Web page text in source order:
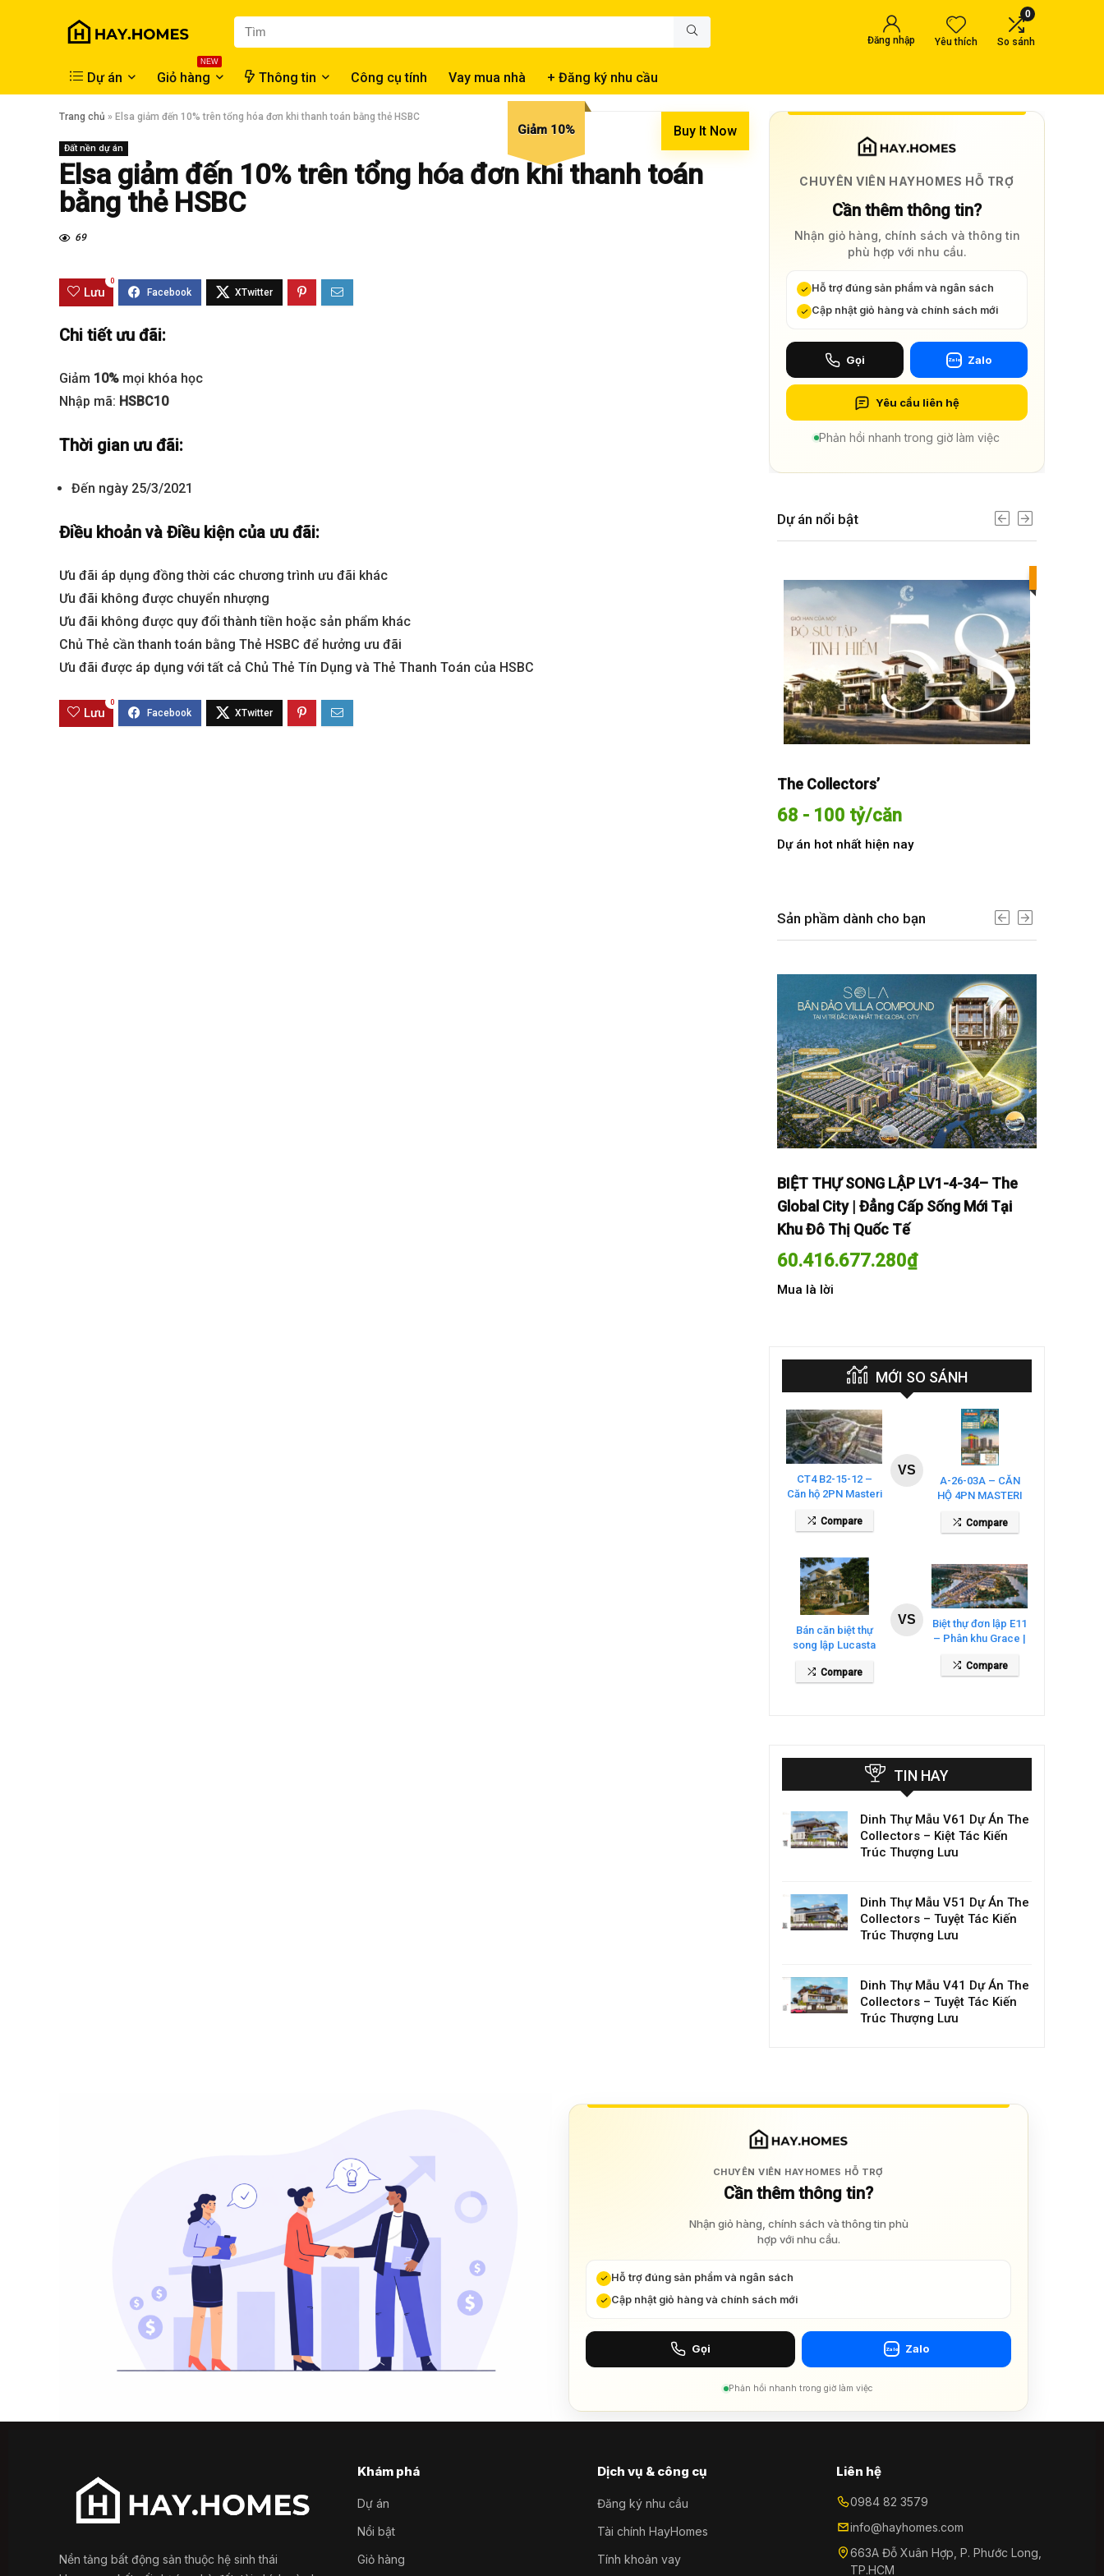
Đăng nhập Yêu thích
0
So sánh
Dự án
NEW
Giỏ hàng Thông tin Công cụ tính Vay mua nhà + Đăng ký nhu cầu
Giảm 10% Buy It Now
Trang chủ » Elsa giảm đến 10% trên tổng hóa đơn khi thanh toán bằng thẻ HSBC
Đất nền dự án
Elsa giảm đến 10% trên tổng hóa đơn khi thanh toán
bằng thẻ HSBC
69
Lưu
0
Chi tiết ưu đãi:
Giảm 10% mọi khóa học
Nhập mã: HSBC10
Thời gian ưu đãi:
Đến ngày 25/3/2021
Điều khoản và Điều kiện của ưu đãi:
Ưu đãi áp dụng đồng thời các chương trình ưu đãi khác
Ưu đãi không được chuyển nhượng
Ưu đãi không được quy đổi thành tiền hoặc sản phẩm khác
Chủ Thẻ cần thanh toán bằng Thẻ HSBC để hưởng ưu đãi
Ưu đãi được áp dụng với tất cả Chủ Thẻ Tín Dụng và Thẻ Thanh Toán của HSBC
Lưu
0
CHUYÊN VIÊN HAYHOMES HỖ TRỢ
Cần thêm thông tin?
Nhận giỏ hàng, chính sách và thông tin
phù hợp với nhu cầu.
Hỗ trợ đúng sản phẩm và ngân sách
Cập nhật giỏ hàng và chính sách mới
Gọi Zalo Zalo
Yêu cầu liên hệ
Phản hồi nhanh trong giờ làm việc
Dự án nổi bật
The Collectors’
68 - 100 tỷ/căn
Dự án hot nhất hiện nay
Sản phầm dành cho bạn
BIỆT THỰ SONG LẬP LV1-4-34– The
Global City | Đẳng Cấp Sống Mới Tại
Khu Đô Thị Quốc Tế
60.416.677.280₫
Mua là lời
MỚI SO SÁNH
CT4 B2-15-12 –
Căn hộ 2PN Masteri
Compare
VS
A-26-03A – CĂN
HỘ 4PN MASTERI
COSMO CENTRAL
– THE GLOBAL
Compare
Bán căn biệt thự
song lập Lucasta
Villa – DT 175m2
giá 26 tỷ
Compare
VS
Biệt thự đơn lập E11
– Phân khu Grace |
Waters
Compare
TIN HAY
Dinh Thự Mẫu V61 Dự Án The
Collectors – Kiệt Tác Kiến
Trúc Thượng Lưu
Dinh Thự Mẫu V51 Dự Án The
Collectors – Tuyệt Tác Kiến
Trúc Thượng Lưu
Dinh Thự Mẫu V41 Dự Án The
Collectors – Tuyệt Tác Kiến
Trúc Thượng Lưu
CHUYÊN VIÊN HAYHOMES HỖ TRỢ
Cần thêm thông tin?
Nhận giỏ hàng, chính sách và thông tin phù
hợp với nhu cầu.
Hỗ trợ đúng sản phẩm và ngân sách
Cập nhật giỏ hàng và chính sách mới
Gọi Zalo Zalo
Phản hồi nhanh trong giờ làm việc
Nền tảng bất động sản thuộc hệ sinh thái
Khám phá
Dự án
Nổi bật
Giỏ hàng
Dịch vụ & công cụ
Đăng ký nhu cầu
Tài chính HayHomes
Tính khoản vay
Liên hệ
0984 82 3579
info@hayhomes.com
663A Đỗ Xuân Hợp, P. Phước Long,
TP.HCM